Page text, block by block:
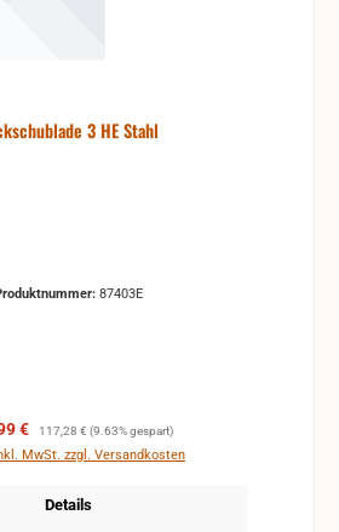
3 HE Stahl
87403E
€ Regulärer Preis:
117,28 € (9.63% gespart)
MwSt. zzgl. Versandkosten
Details